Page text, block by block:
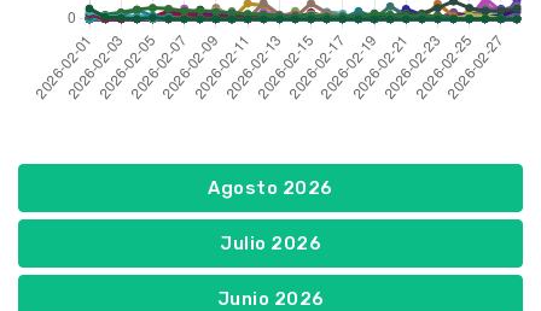
Agosto 2026
Julio 2026
Junio 2026